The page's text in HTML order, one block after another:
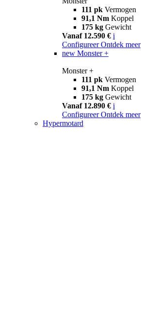
111 pk Vermogen
91,1 Nm Koppel
175 kg Gewicht
Vanaf 12.590 € i
Configureer Ontdek meer
new Monster +
Monster +
111 pk Vermogen
91,1 Nm Koppel
175 kg Gewicht
Vanaf 12.890 € i
Configureer Ontdek meer
Hypermotard